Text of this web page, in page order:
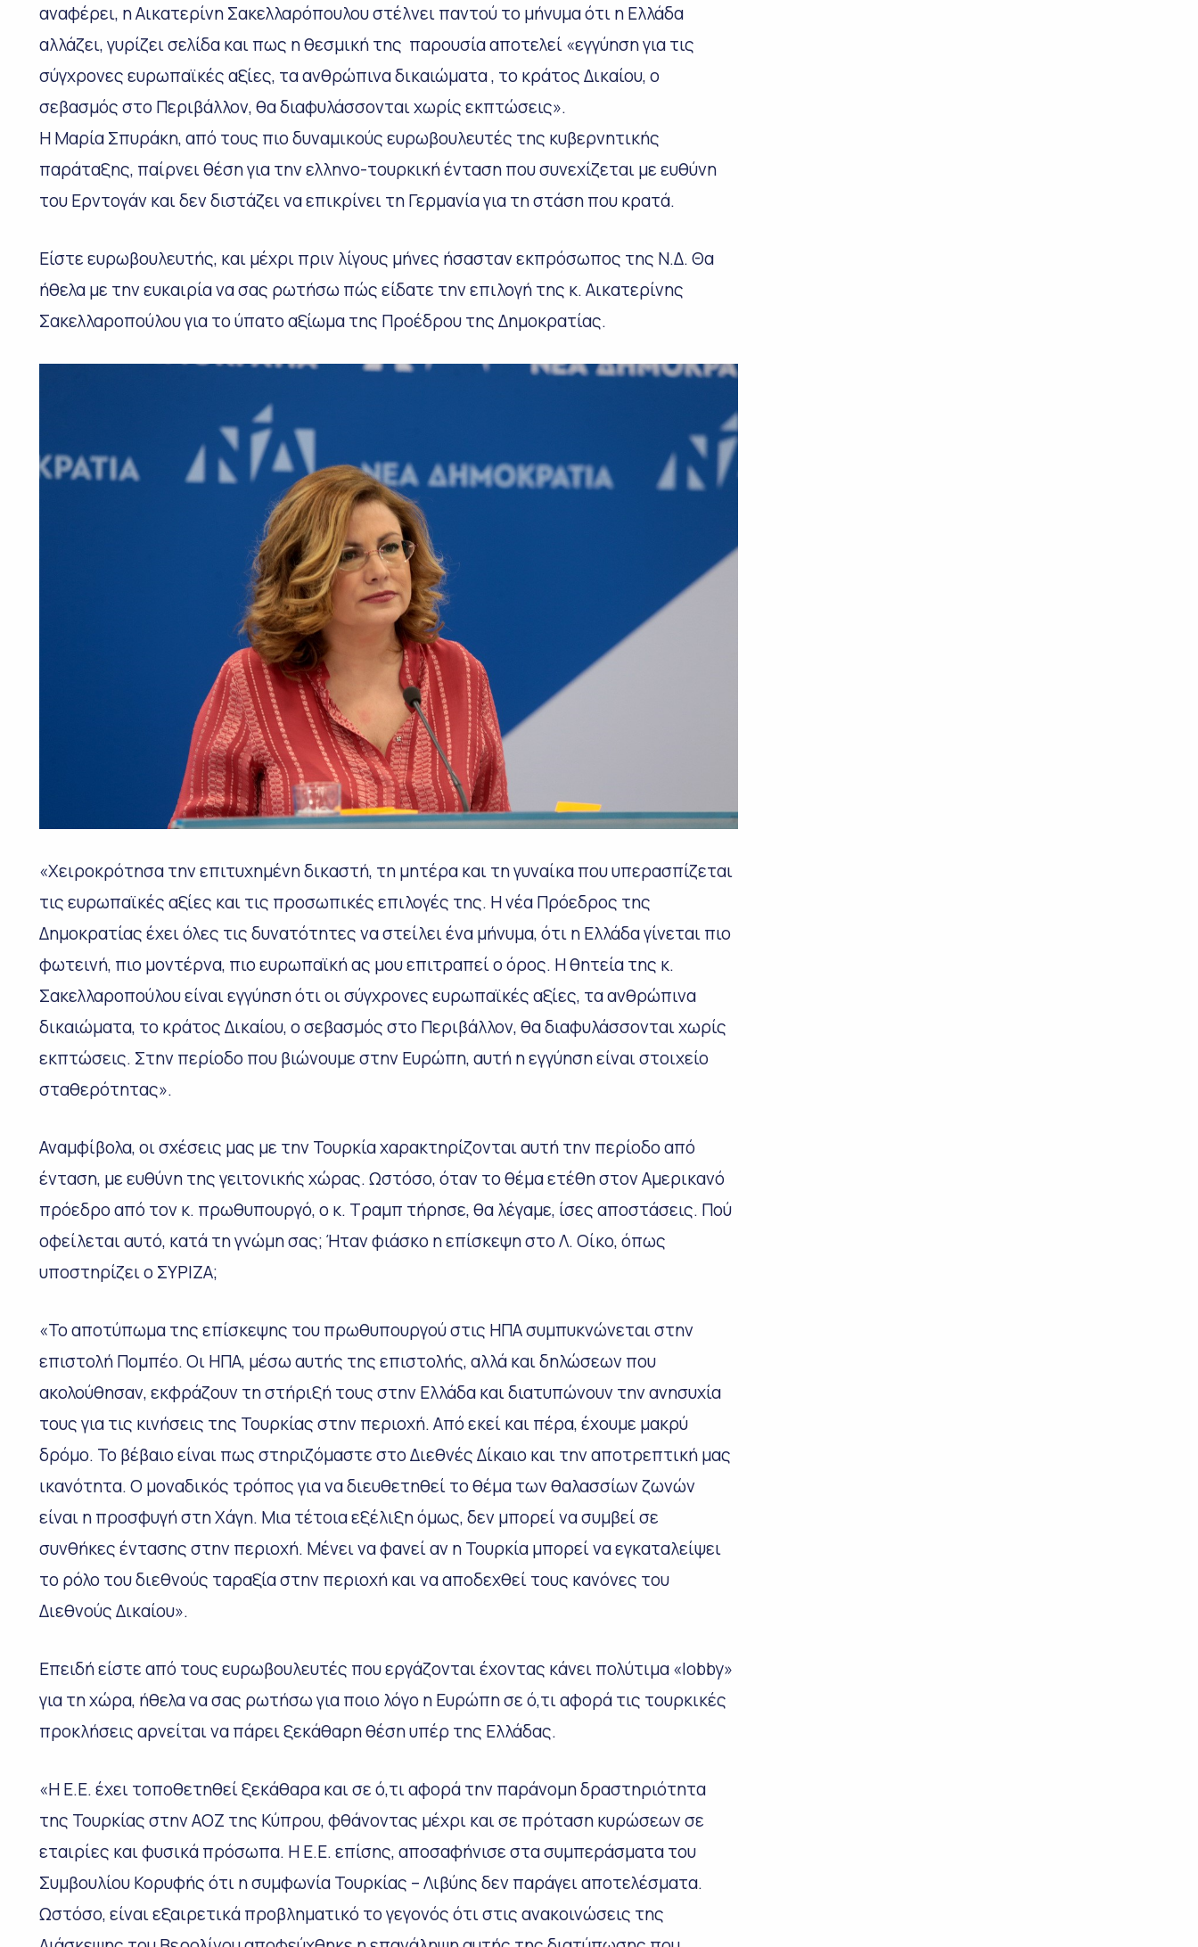
αναφέρει, η Αικατερίνη Σακελλαρόπουλου στέλνει παντού το μήνυμα ότι η Ελλάδα
αλλάζει, γυρίζει σελίδα και πως η θεσμική της παρουσία αποτελεί «εγγύηση για τις
σύγχρονες ευρωπαϊκές αξίες, τα ανθρώπινα δικαιώματα , το κράτος Δικαίου, ο
σεβασμός στο Περιβάλλον, θα διαφυλάσσονται χωρίς εκπτώσεις».
Η Μαρία Σπυράκη, από τους πιο δυναμικούς ευρωβουλευτές της κυβερνητικής
παράταξης, παίρνει θέση για την ελληνο-τουρκική ένταση που συνεχίζεται με ευθύνη
του Ερντογάν και δεν διστάζει να επικρίνει τη Γερμανία για τη στάση που κρατά.
Είστε ευρωβουλευτής, και μέχρι πριν λίγους μήνες ήσασταν εκπρόσωπος της Ν.Δ. Θα
ήθελα με την ευκαιρία να σας ρωτήσω πώς είδατε την επιλογή της κ. Αικατερίνης
Σακελλαροπούλου για το ύπατο αξίωμα της Προέδρου της Δημοκρατίας.
«Χειροκρότησα την επιτυχημένη δικαστή, τη μητέρα και τη γυναίκα που υπερασπίζεται
τις ευρωπαϊκές αξίες και τις προσωπικές επιλογές της. Η νέα Πρόεδρος της
Δημοκρατίας έχει όλες τις δυνατότητες να στείλει ένα μήνυμα, ότι η Ελλάδα γίνεται πιο
φωτεινή, πιο μοντέρνα, πιο ευρωπαϊκή ας μου επιτραπεί ο όρος. Η θητεία της κ.
Σακελλαροπούλου είναι εγγύηση ότι οι σύγχρονες ευρωπαϊκές αξίες, τα ανθρώπινα
δικαιώματα, το κράτος Δικαίου, ο σεβασμός στο Περιβάλλον, θα διαφυλάσσονται χωρίς
εκπτώσεις. Στην περίοδο που βιώνουμε στην Ευρώπη, αυτή η εγγύηση είναι στοιχείο
σταθερότητας».
Αναμφίβολα, οι σχέσεις μας με την Τουρκία χαρακτηρίζονται αυτή την περίοδο από
ένταση, με ευθύνη της γειτονικής χώρας. Ωστόσο, όταν το θέμα ετέθη στον Αμερικανό
πρόεδρο από τον κ. πρωθυπουργό, ο κ. Τραμπ τήρησε, θα λέγαμε, ίσες αποστάσεις. Πού
οφείλεται αυτό, κατά τη γνώμη σας; Ήταν φιάσκο η επίσκεψη στο Λ. Οίκο, όπως
υποστηρίζει ο ΣΥΡΙΖΑ;
«Το αποτύπωμα της επίσκεψης του πρωθυπουργού στις ΗΠΑ συμπυκνώνεται στην
επιστολή Πομπέο. Οι ΗΠΑ, μέσω αυτής της επιστολής, αλλά και δηλώσεων που
ακολούθησαν, εκφράζουν τη στήριξή τους στην Ελλάδα και διατυπώνουν την ανησυχία
τους για τις κινήσεις της Τουρκίας στην περιοχή. Από εκεί και πέρα, έχουμε μακρύ
δρόμο. Το βέβαιο είναι πως στηριζόμαστε στο Διεθνές Δίκαιο και την αποτρεπτική μας
ικανότητα. Ο μοναδικός τρόπος για να διευθετηθεί το θέμα των θαλασσίων ζωνών
είναι η προσφυγή στη Χάγη. Μια τέτοια εξέλιξη όμως, δεν μπορεί να συμβεί σε
συνθήκες έντασης στην περιοχή. Μένει να φανεί αν η Τουρκία μπορεί να εγκαταλείψει
το ρόλο του διεθνούς ταραξία στην περιοχή και να αποδεχθεί τους κανόνες του
Διεθνούς Δικαίου».
Επειδή είστε από τους ευρωβουλευτές που εργάζονται έχοντας κάνει πολύτιμα «lobby»
για τη χώρα, ήθελα να σας ρωτήσω για ποιο λόγο η Ευρώπη σε ό,τι αφορά τις τουρκικές
προκλήσεις αρνείται να πάρει ξεκάθαρη θέση υπέρ της Ελλάδας.
«Η Ε.Ε. έχει τοποθετηθεί ξεκάθαρα και σε ό,τι αφορά την παράνομη δραστηριότητα
της Τουρκίας στην ΑΟΖ της Κύπρου, φθάνοντας μέχρι και σε πρόταση κυρώσεων σε
εταιρίες και φυσικά πρόσωπα. Η Ε.Ε. επίσης, αποσαφήνισε στα συμπεράσματα του
Συμβουλίου Κορυφής ότι η συμφωνία Τουρκίας – Λιβύης δεν παράγει αποτελέσματα.
Ωστόσο, είναι εξαιρετικά προβληματικό το γεγονός ότι στις ανακοινώσεις της